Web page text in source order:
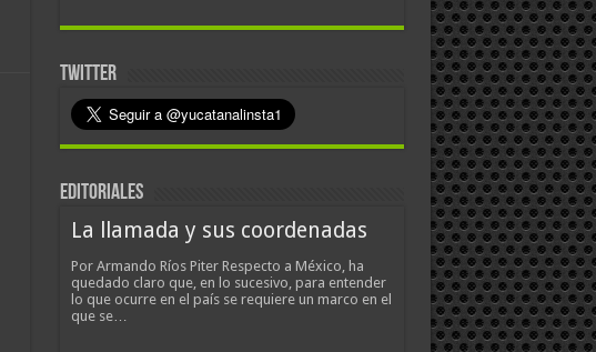
TWITTER
EDITORIALES
La llamada y sus coordenadas
Por Armando Ríos Piter Respecto a México, ha
quedado claro que, en lo sucesivo, para entender
lo que ocurre en el país se requiere un marco en el
que se…